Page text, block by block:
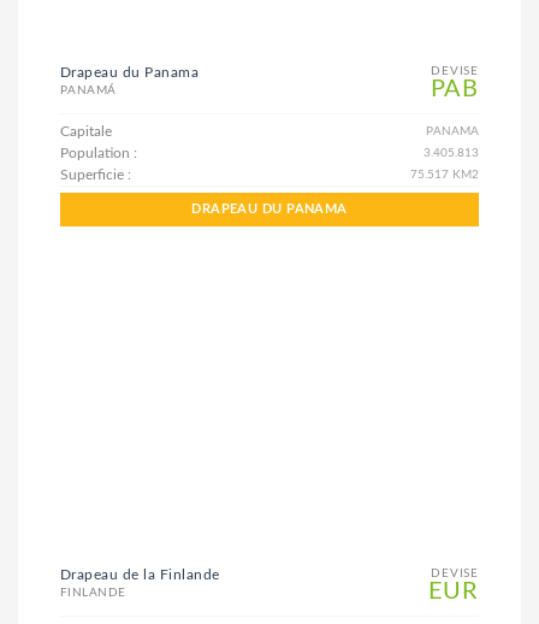
DEVISE
PAB
Drapeau du Panama
PANAMÁ
Capitale PANAMA
Population : 3.405.813
Superficie : 75.517 KM2
DRAPEAU DU PANAMA
DEVISE
EUR
Drapeau de la Finlande
FINLANDE